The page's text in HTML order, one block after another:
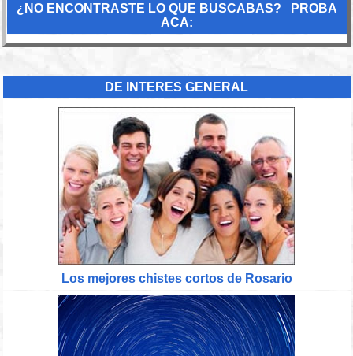
¿NO ENCONTRASTE LO QUE BUSCABAS? PROBA
ACA:
DE INTERES GENERAL
Los mejores chistes cortos de Rosario